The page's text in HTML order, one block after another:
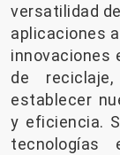
versatilidad
aplicaciones
innovaciones
de
establecer
y eficiencia.
tecnologías